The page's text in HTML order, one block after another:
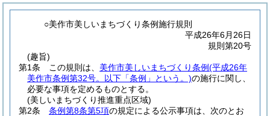
○美作市美しいまちづくり条例施行規則
平成26年6月26日
規則第20号
(趣旨)
第1条
この規則は、 美作市美しいまちづくり条例(平成26年
美作市条例第32号。以下「条例」という。)の施行に関し、
必要な事項を定めるものとする。
(美しいまちづくり推進重点区域)
第2条
条例第8条第5項の規定による公示事項は、次のとお